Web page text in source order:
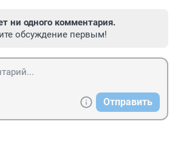
ни одного комментария.
обсуждение первым!
Отправить